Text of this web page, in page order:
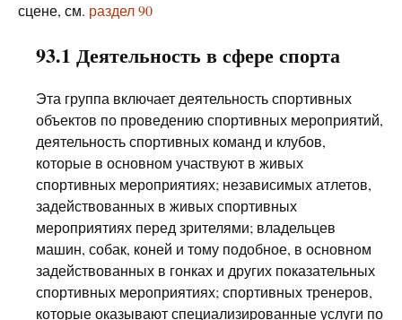
сцене, см. раздел 90
93.1 Деятельность в сфере спорта
Эта группа включает деятельность спортивных
объектов по проведению спортивных мероприятий,
деятельность спортивных команд и клубов,
которые в основном участвуют в живых
спортивных мероприятиях; независимых атлетов,
задействованных в живых спортивных
мероприятиях перед зрителями; владельцев
машин, собак, коней и тому подобное, в основном
задействованных в гонках и других показательных
спортивных мероприятиях; спортивных тренеров,
которые оказывают специализированные услуги по